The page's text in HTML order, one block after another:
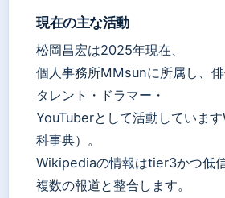
現在の主な活動
松岡昌宏は2025年現在、
個人事務所MMsunに所属し、俳
タレント・ドラマー・
YouTuberとして活動していま
科事典）。
Wikipediaの情報はtier3かつ低信
複数の報道と整合します。